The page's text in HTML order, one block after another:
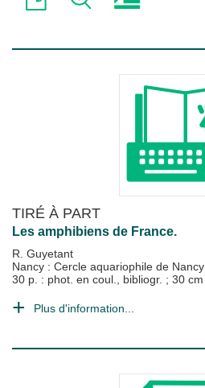
TIRÉ À PART
Les amphibiens de France.
R. Guyetant
Nancy : Cercle aquariophile de Nancy
30 p. : phot. en coul., bibliogr. ; 30 cm
Plus d'information...